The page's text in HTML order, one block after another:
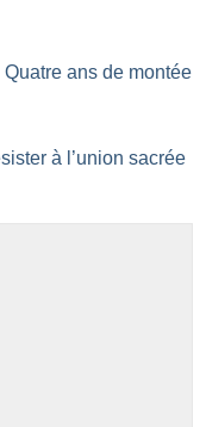
ans de montée
à l’union sacrée